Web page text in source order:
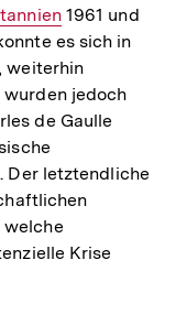
1961 und
es sich in
weiterhin
jedoch
de Gaulle
Der letztendliche
welche
Krise